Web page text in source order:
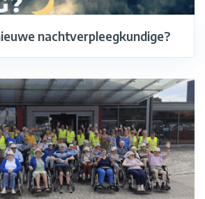
nachtverpleegkundige?